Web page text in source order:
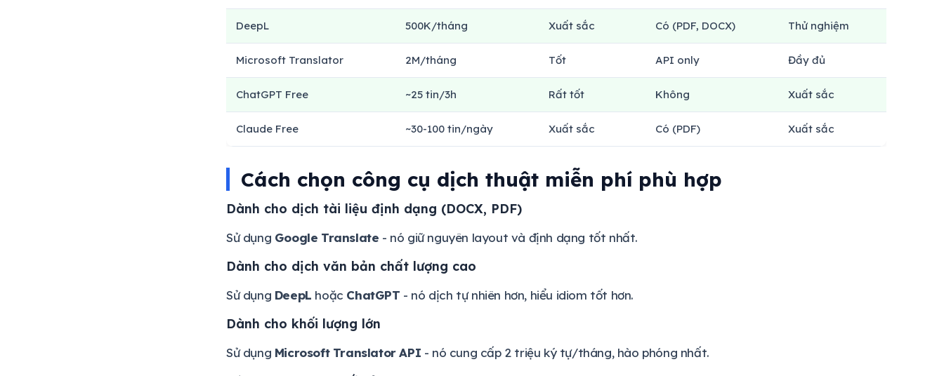
DeepL 500K/tháng Xuất sắc Có (PDF, DOCX) Thử nghiệm
Microsoft Translator 2M/tháng Tốt API only Đầy đủ
ChatGPT Free ~25 tin/3h Rất tốt Không Xuất sắc
Claude Free ~30-100 tin/ngày Xuất sắc Có (PDF) Xuất sắc
Cách chọn công cụ dịch thuật miễn phí phù hợp
Dành cho dịch tài liệu định dạng (DOCX, PDF)
Sử dụng Google Translate - nó giữ nguyên layout và định dạng tốt nhất.
Dành cho dịch văn bản chất lượng cao
Sử dụng DeepL hoặc ChatGPT - nó dịch tự nhiên hơn, hiểu idiom tốt hơn.
Dành cho khối lượng lớn
Sử dụng Microsoft Translator API - nó cung cấp 2 triệu ký tự/tháng, hào phóng nhất.